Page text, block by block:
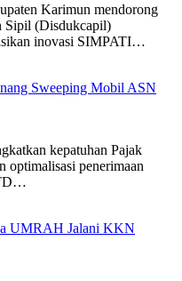
Karimun mendorong
Sipil (Disdukcapil)
inovasi SIMPATI…
Sweeping Mobil ASN
kepatuhan Pajak
penerimaan
UMRAH Jalani KKN